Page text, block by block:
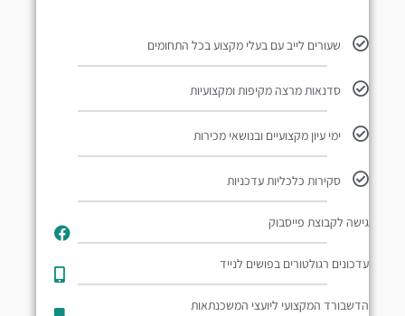
שעורים לייב עם בעלי מקצוע בכל התחומים
סדנאות מרצה מקיפות ומקצועיות
ימי עיון מקצועיים ובנושאי מכירות
סקירות כלכליות עדכניות
גישה לקבוצת פייסבוק
עדכונים רגולטורים בפושים לנייד​
הדשבורד המקצועי ליועצי המשכנתאות